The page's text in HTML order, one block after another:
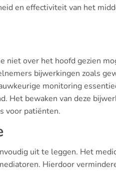
en effectiviteit van het
niet over het hoofd gezien
bijwerkingen zoals
monitoring
Het bewaken van deze
voor patiënten.
uit te leggen. Het
Hierdoor